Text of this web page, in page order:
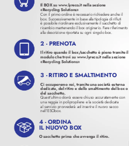
3 - RITIRO E SMALTIMENTO
Ci occuperemo noi, tramite una società esterna
dedicata, del ritiro e dello smaltimento del box o
del sacchetto.
Quest’ultimo dovrà essere chiuso accuratamente con
una reggia in polipropilene e la società dedicata
al servizio provvederà ad inserire il nuovo sacco
nell’ESObox.
4 - ORDINA
IL NUOVO BOX
O sacchetto prima che avvenga il ritiro
Il BOX su www.lyreco.it nella sezione
«Recycling Solutions»
Con il primo ordine è necessario richiedere anche il
box. Successivamente in base alla tipologia di rifiuti
è possibile riordinare esclusivamente il sacchetto di
ricambio mantenendo il box originario. Fare riferimento
alla descrizione riportata su ogni singolo box.
2 - PRENOTA
Il ritiro quando il box/sacchetto è pieno tramite il
modulo che trovi su www.lyreco.it nella sezione
«Recycling Solutions»